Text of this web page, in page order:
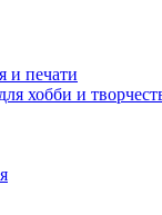
и печати
хобби и